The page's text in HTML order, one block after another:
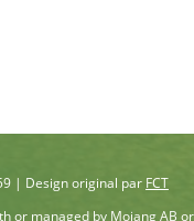
| Design original par FCT
or managed by Mojang AB